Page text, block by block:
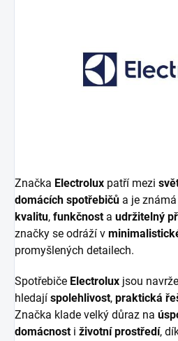
Značka Electrolux patří mezi
domácích spotřebičů a je
kvalitu, funkčnosta udržitelný
značky se odráží v
promyšlených detailech.
Spotřebiče Electrolux jsou
hledají spolehlivost, praktická
Značka klade velký důraz na
domácnosti životní prostředí,